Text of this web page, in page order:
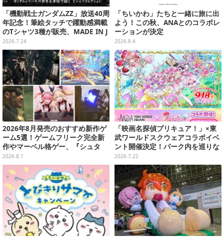
「機動戦士ガンダムZZ」放送40周
年記念！筆絵タッチで躍動感満載
のTシャツ3種が販売、MADE IN J
APANで品質にもこだわり
2026.7.24
「ちいかわ」たちと一緒に旅に出
よう！この秋、ANAとのコラボレ
ーションが決定
2026.8.4
2026年8月発売のおすすめ新作ゲ
ーム5選！ゲームフリーク完全新
作やマーベル格ゲー、『シュタ
ゲ』リブートなど注目作が目白押
し【特集】
2026.8.1
「映画名探偵プリキュア！」×東
武ワールドスクウェアコラボイベ
ント開催決定！パーク内を巡りな
がらデフォルメフィギュア「ぷり
きゅ～と」を探そう
2026.7.22